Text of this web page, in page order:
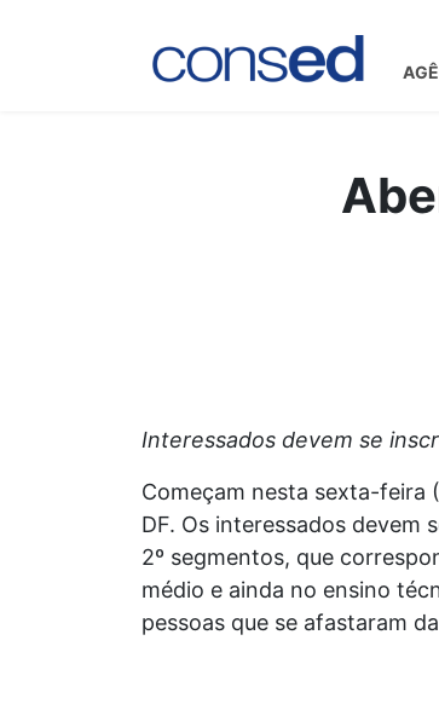
Interessados devem se
Começam nesta sexta-feira
DF. Os interessados devem
2º segmentos, que
médio e ainda no ensino
pessoas que se afastaram